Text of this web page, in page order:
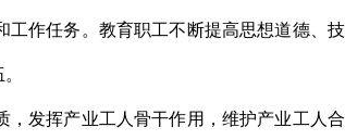
作任务。教育职工不断提高思想道德、
发挥产业工人骨干作用，维护产业工人